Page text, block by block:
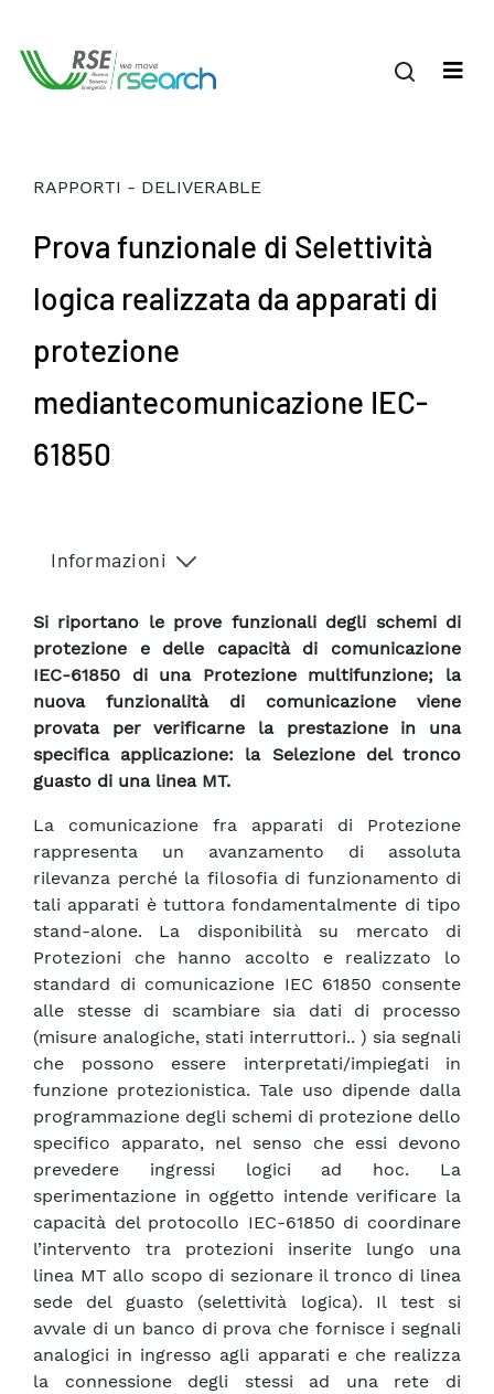
RAPPORTI - DELIVERABLE
Prova funzionale di Selettività
logica realizzata da apparati di
protezione
mediantecomunicazione IEC-
61850
Informazioni
Si riportano le prove funzionali degli schemi di
protezione e delle capacità di comunicazione
IEC-61850 di una Protezione multifunzione; la
nuova funzionalità di comunicazione viene
provata per verificarne la prestazione in una
specifica applicazione: la Selezione del tronco
guasto di una linea MT.
La comunicazione fra apparati di Protezione
rappresenta un avanzamento di assoluta
rilevanza perché la filosofia di funzionamento di
tali apparati è tuttora fondamentalmente di tipo
stand-alone. La disponibilità su mercato di
Protezioni che hanno accolto e realizzato lo
standard di comunicazione IEC 61850 consente
alle stesse di scambiare sia dati di processo
(misure analogiche, stati interruttori.. ) sia segnali
che possono essere interpretati/impiegati in
funzione protezionistica. Tale uso dipende dalla
programmazione degli schemi di protezione dello
specifico apparato, nel senso che essi devono
prevedere ingressi logici ad hoc. La
sperimentazione in oggetto intende verificare la
capacità del protocollo IEC-61850 di coordinare
l’intervento tra protezioni inserite lungo una
linea MT allo scopo di sezionare il tronco di linea
sede del guasto (selettività logica). Il test si
avvale di un banco di prova che fornisce i segnali
analogici in ingresso agli apparati e che realizza
la connessione degli stessi ad una rete di